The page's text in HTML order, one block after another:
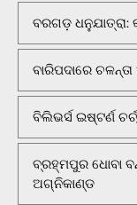
ବରଗଡ଼ ଧନୁଯାତ୍ରା:
ବାରିପଦାରେ
ବିଲିଭର୍ସ ଇଷ୍ଟର୍ଣ
ବ୍ରହ୍ମପୁର ଧୋବା
ଅଗ୍ନିକାଣ୍ଡ